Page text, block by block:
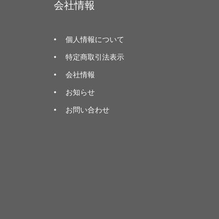
会社情報
個人情報について
特定商取引法表示
会社情報
お知らせ
お問い合わせ